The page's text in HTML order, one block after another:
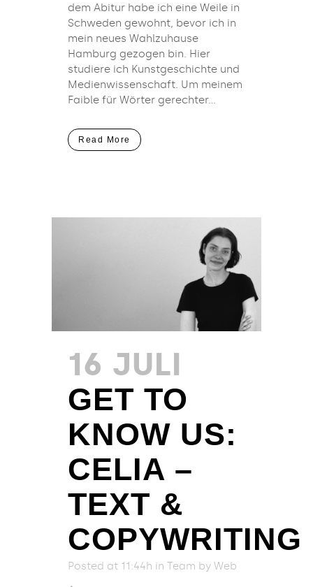
dem Abitur habe ich eine Weile in
Schweden gewohnt, bevor ich in
mein neues Wahlzuhause
Hamburg gezogen bin. Hier
studiere ich Kunstgeschichte und
Medienwissenschaft. Um meinem
Faible für Wörter gerechter...
Read More
16 JULI
GET TO
KNOW US:
CELIA –
TEXT &
COPYWRITING
Posted at 11:44h in Team by Web